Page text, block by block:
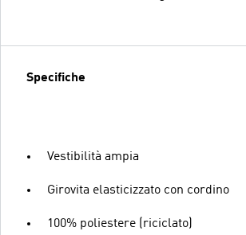
Specifiche
Vestibilità ampia
Girovita elasticizzato con cordino
100% poliestere (riciclato)